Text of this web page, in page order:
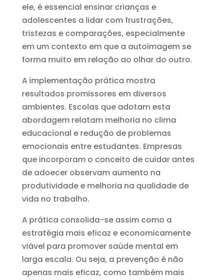
ele, é essencial ensinar crianças e
adolescentes a lidar com frustrações,
tristezas e comparações, especialmente
em um contexto em que a autoimagem se
forma muito em relação ao olhar do outro.
A implementação prática mostra
resultados promissores em diversos
ambientes. Escolas que adotam esta
abordagem relatam melhoria no clima
educacional e redução de problemas
emocionais entre estudantes. Empresas
que incorporam o conceito de cuidar antes
de adoecer observam aumento na
produtividade e melhoria na qualidade de
vida no trabalho.
A prática consolida-se assim como a
estratégia mais eficaz e economicamente
viável para promover saúde mental em
larga escala. Ou seja, a prevenção é não
apenas mais eficaz, como também mais